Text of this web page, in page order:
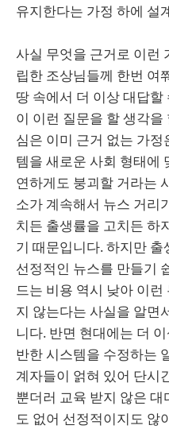
유지한다는 가정 하에 설
사실 무엇을 근거로 이런
립한 조상님들께 한번 여
땅 속에서 더 이상 대답
이 이런 질문을 할 생각
심은 이미 근거 없는 가
템을 새로운 사회 형태에
연하게도 붕괴할 거라는
소가 계속해서 뉴스 거리
치든 출생률을 고치든 하
기 때문입니다. 하지만
선정적인 뉴스를 만들기
드는 비용 역시 낮아 이
지 않는다는 사실을 알면
니다. 반면 현대에는 더
반한 시스템을 수정하는
계자들이 얽혀 있어 단시
뿐더러 교육 받지 않은
도 없어 선정적이지도 않